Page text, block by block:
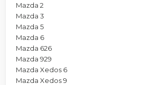
Mazda 2
Mazda 3
Mazda 5
Mazda 6
Mazda 626
Mazda 929
Mazda Xedos 6
Mazda Xedos 9